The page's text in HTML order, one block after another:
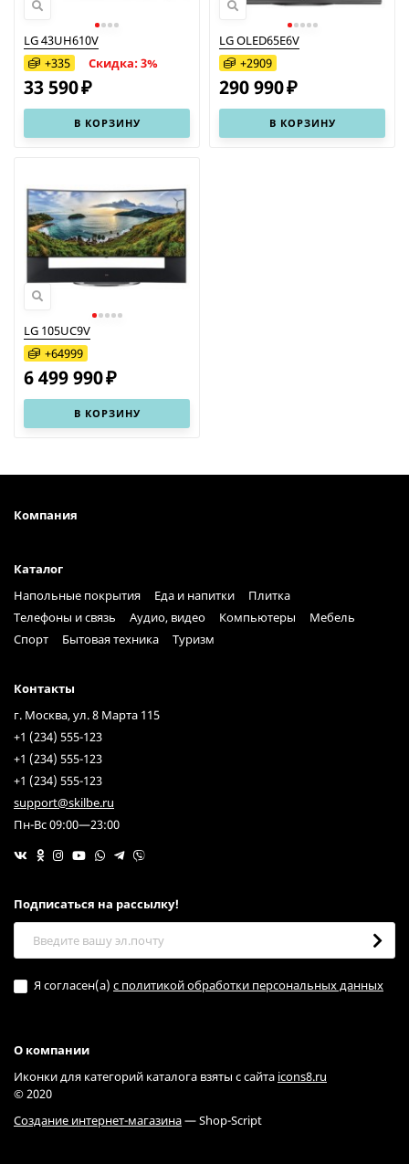
LG 43UH610V
+335 Скидка: 3%
В КОРЗИНУ
33 590₽
LG OLED65E6V
+2909
В КОРЗИНУ
290 990₽
LG 105UC9V
+64999
В КОРЗИНУ
6 499 990₽
Компания
Каталог
Напольные покрытия
Еда и напитки
Плитка
Телефоны и связь
Аудио, видео Компьютеры
Мебель
Спорт
Бытовая техника Туризм
Контакты
г. Москва, ул. 8 Марта 115
+1 (234) 555-123
+1 (234) 555-123
+1 (234) 555-123
support@skilbe.ru
Пн-Вс 09:00—23:00
Подписаться на рассылкy!
Я согласен(a) с политикой обработки персональных данных
О компании
Иконки для категорий каталога взяты с сайта icons8.ru
© 2020
Создание интернет-магазина— Shop-Script